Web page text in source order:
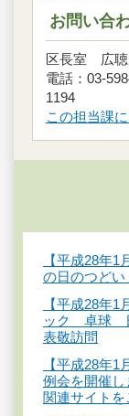
お問い合
区長室 広
電話：03-
1194
この担当課
【平成28年
の日のつどい
【平成28年
ック 卓球
表敬訪問
【平成28年
例会を開催
関連サイト